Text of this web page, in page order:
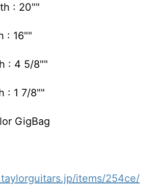
: 20""
: 16""
: 4 5/8""
: 1 7/8""
GigBag
items/254ce/